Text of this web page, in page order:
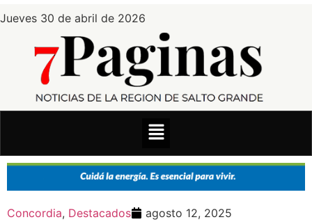
Jueves 30 de abril de 2026
Concordia, Destacados agosto 12, 2025